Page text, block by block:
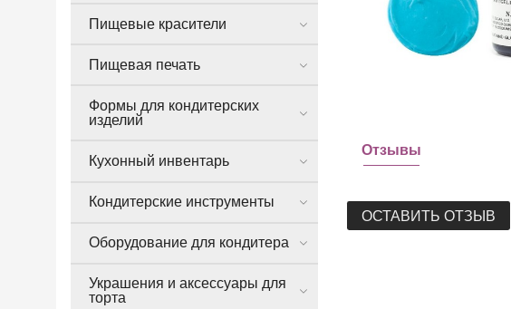
Отзывы
ОСТАВИТЬ ОТЗЫВ
Пищевые красители
Пищевая печать
Формы для кондитерских
изделий
Кухонный инвентарь
Кондитерские инструменты
Оборудование для кондитера
Украшения и аксессуары для
торта